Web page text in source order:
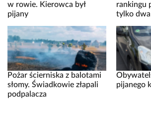
w rowie. Kierowca był
pijany
rankingu
tylko
Pożar ścierniska z balotami
słomy. Świadkowie złapali
podpalacza
pijanego